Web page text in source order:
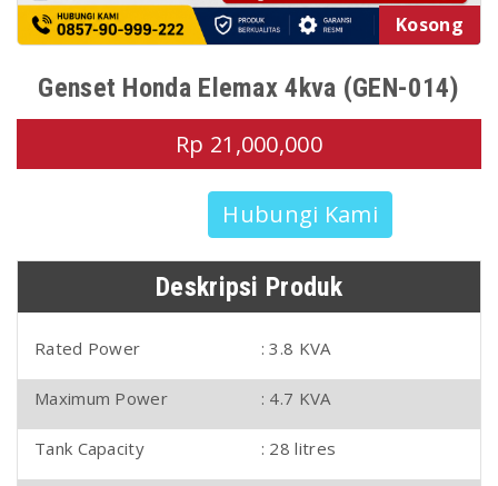
Kosong
Genset Honda Elemax 4kva (GEN-014)
Rp 21,000,000
Hubungi Kami
Deskripsi Produk
Rated Power : 3.8 KVA
Maximum Power : 4.7 KVA
Tank Capacity : 28 litres